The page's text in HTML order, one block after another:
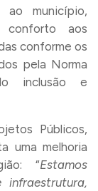
ao município,
conforto aos
conforme os
pela Norma
inclusão e
Públicos,
uma melhoria
“Estamos